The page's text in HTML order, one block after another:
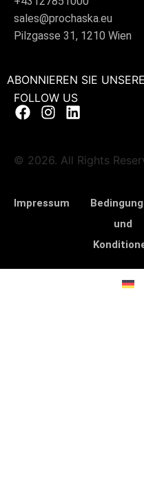
sales@prochaska.eu
Pilzgasse 31, 1210 Wien
ABONNIEREN SIE
FOLLOW US
© 2026. All Rights
Impressum
und